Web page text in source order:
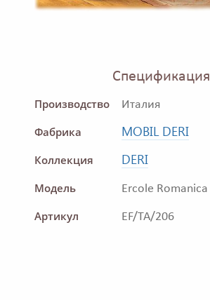
Спецификация
Производство Италия
Фабрика MOBIL DERI
Коллекция DERI
Модель Ercole Romanica
Артикул EF/TA/206